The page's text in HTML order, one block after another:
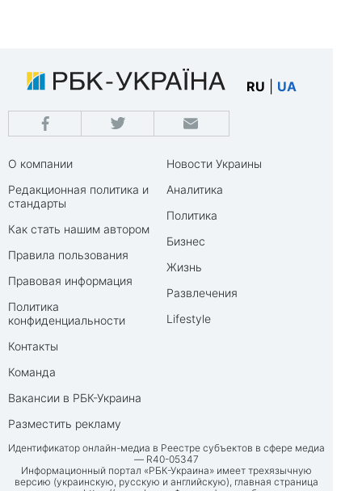
RU UA
О компании
Редакционная политика и
стандарты
Как стать нашим автором
Правила пользования
Правовая информация
Политика
конфиденциальности
Контакты
Команда
Вакансии в РБК-Украина
Разместить рекламу
Новости Украины
Аналитика
Политика
Бизнес
Жизнь
Развлечения
Lifestyle
Идентификатор онлайн-медиа в Реестре субъектов в сфере медиа
— R40-05347
Информационный портал «РБК-Украина» имеет трехязычную
версию (украинскую, русскую и английскую), главная страница